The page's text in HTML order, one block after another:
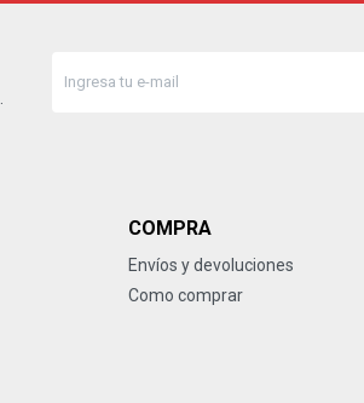
COMPRA
Envíos y devoluciones
Como comprar